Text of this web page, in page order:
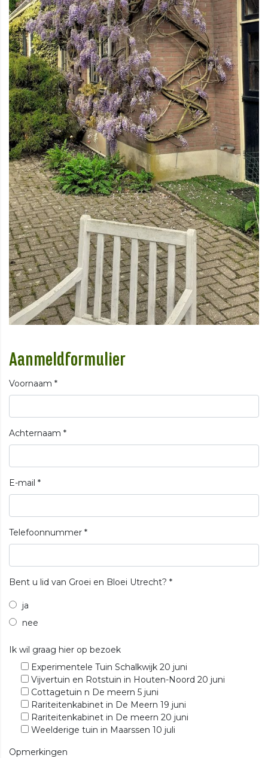
Aanmeldformulier
Voornaam *
Achternaam *
E-mail *
Telefoonnummer *
Bent u lid van Groei en Bloei Utrecht? *
ja
nee
Ik wil graag hier op bezoek
Experimentele Tuin Schalkwijk 20 juni
Vijvertuin en Rotstuin in Houten-Noord 20 juni
Cottagetuin n De meern 5 juni
Rariteitenkabinet in De Meern 19 juni
Rariteitenkabinet in De meern 20 juni
Weelderige tuin in Maarssen 10 juli
Opmerkingen